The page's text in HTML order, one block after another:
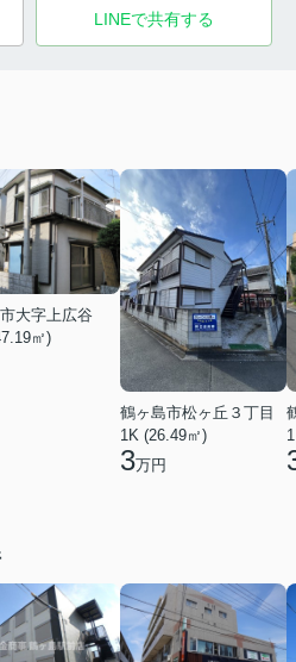
LINEで共有する
大字上広谷
㎡)
鶴ヶ島市松ヶ丘３丁目
1K (26.49㎡)
3万円